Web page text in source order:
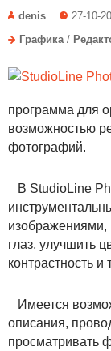
denis 27-10-
Графика /
программа для
возможностью
фотографий.
В StudioLine
изображениями,
глаз, улучшить
контрастность и
Имеется
описания,
просматривать